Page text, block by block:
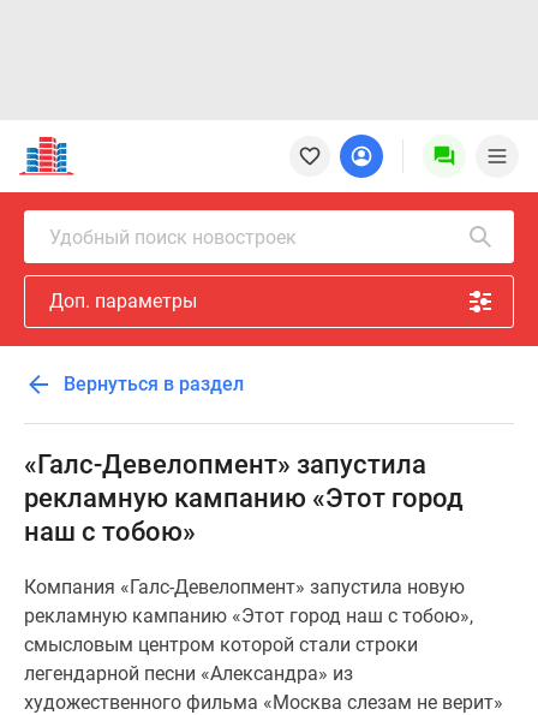
Новостройки
Квартиры
Ипотека
Новостройки
Москвы
Новостройки
Подмосковья
Новостройки
Москвы
Готовые
новостройки
Новостройки
карте
предложения
Коммерческие
помещения
Продавцы
Удобный поиск новостроек
Доп. параметры
Вернуться в раздел
«Галс-Девелопмент» запустила
рекламную кампанию «Этот город
наш с тобою»
Компания «Галс-Девелопмент» запустила новую
рекламную кампанию «Этот город наш с тобою»,
смысловым центром которой стали строки
легендарной песни «Александра» из
художественного фильма «Москва слезам не верит»